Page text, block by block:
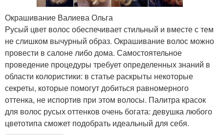
Окрашивание Валиева Ольга
Русый цвет волос обеспечивает стильный и вместе с тем
не слишком вычурный образ. Окрашивание волос можно
провести в салоне либо дома. Самостоятельное
проведение процедуры требует определенных знаний в
области колористики: в статье раскрыты некоторые
секреты, которые помогут добиться равномерного
оттенка, не испортив при этом волосы. Палитра красок
для волос русых оттенков очень богата: девушка любого
цветотипа сможет подобрать идеальный для себя.